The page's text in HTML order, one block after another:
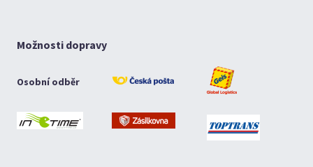
Možnosti dopravy
Osobní odběr